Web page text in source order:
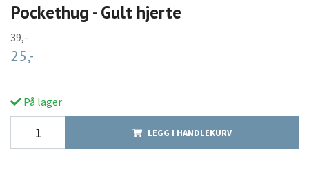
Pockethug - Gult hjerte
39,-
25,-
På lager
LEGG I HANDLEKURV